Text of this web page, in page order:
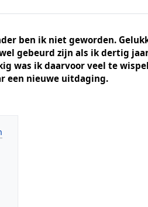
ben ik niet geworden.
gebeurd zijn als ik dertig
was ik daarvoor veel te
een nieuwe uitdaging.